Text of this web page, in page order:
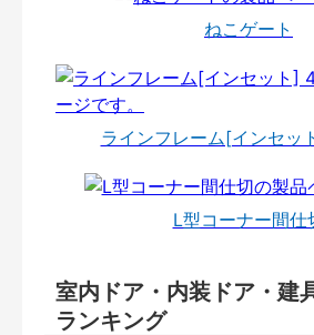
ねこゲート
ラインフレーム[インセッ
L型コーナー間仕
室内ドア・内装ドア・建
ランキング